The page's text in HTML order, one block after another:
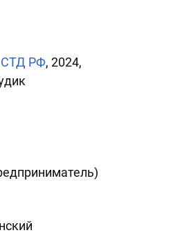
СТД РФ, 2024,